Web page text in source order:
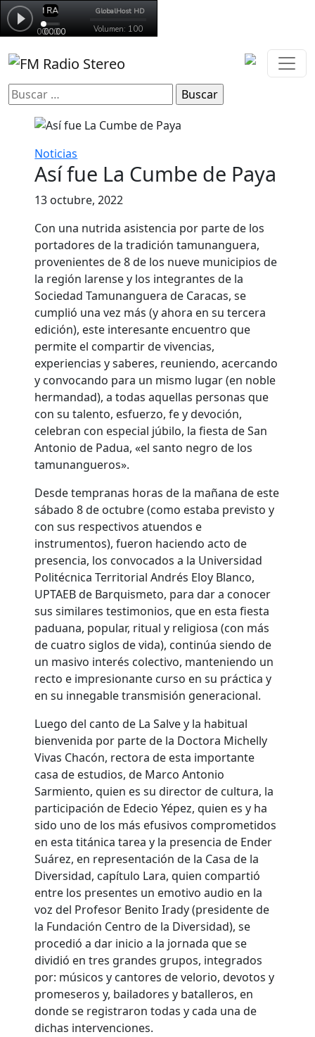
Buscar:
Noticias
Así fue La Cumbe de Paya
13 octubre, 2022
Con una nutrida asistencia por parte de los
portadores de la tradición tamunanguera,
provenientes de 8 de los nueve municipios de
la región larense y los integrantes de la
Sociedad Tamunanguera de Caracas, se
cumplió una vez más (y ahora en su tercera
edición), este interesante encuentro que
permite el compartir de vivencias,
experiencias y saberes, reuniendo, acercando
y convocando para un mismo lugar (en noble
hermandad), a todas aquellas personas que
con su talento, esfuerzo, fe y devoción,
celebran con especial júbilo, la fiesta de San
Antonio de Padua, «el santo negro de los
tamunangueros».
Desde tempranas horas de la mañana de este
sábado 8 de octubre (como estaba previsto y
con sus respectivos atuendos e
instrumentos), fueron haciendo acto de
presencia, los convocados a la Universidad
Politécnica Territorial Andrés Eloy Blanco,
UPTAEB de Barquismeto, para dar a conocer
sus similares testimonios, que en esta fiesta
paduana, popular, ritual y religiosa (con más
de cuatro siglos de vida), continúa siendo de
un masivo interés colectivo, manteniendo un
recto e impresionante curso en su práctica y
en su innegable transmisión generacional.
Luego del canto de La Salve y la habitual
bienvenida por parte de la Doctora Michelly
Vivas Chacón, rectora de esta importante
casa de estudios, de Marco Antonio
Sarmiento, quien es su director de cultura, la
participación de Edecio Yépez, quien es y ha
sido uno de los más efusivos comprometidos
en esta titánica tarea y la presencia de Ender
Suárez, en representación de la Casa de la
Diversidad, capítulo Lara, quien compartió
entre los presentes un emotivo audio en la
voz del Profesor Benito Irady (presidente de
la Fundación Centro de la Diversidad), se
procedió a dar inicio a la jornada que se
dividió en tres grandes grupos, integrados
por: músicos y cantores de velorio, devotos y
promeseros y, bailadores y batalleros, en
donde se registraron todas y cada una de
dichas intervenciones.